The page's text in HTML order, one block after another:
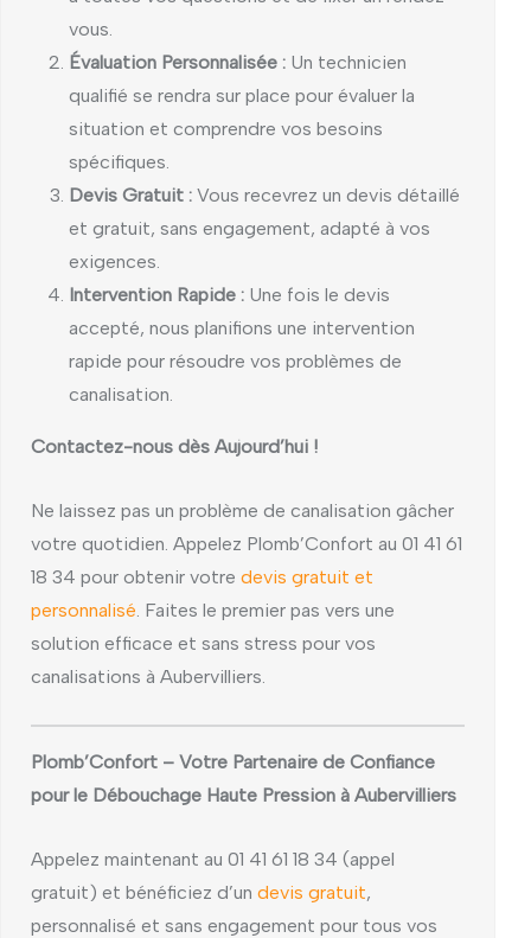
vous.
Évaluation Personnalisée : Un technicien
qualifié se rendra sur place pour évaluer la
situation et comprendre vos besoins
spécifiques.
Devis Gratuit : Vous recevrez un devis détaillé
et gratuit, sans engagement, adapté à vos
exigences.
Intervention Rapide : Une fois le devis
accepté, nous planifions une intervention
rapide pour résoudre vos problèmes de
canalisation.
Contactez-nous dès Aujourd’hui !
Ne laissez pas un problème de canalisation gâcher
votre quotidien. Appelez Plomb’Confort au 01 41 61
18 34 pour obtenir votre devis gratuit et
personnalisé. Faites le premier pas vers une
solution efficace et sans stress pour vos
canalisations à Aubervilliers.
Plomb’Confort – Votre Partenaire de Confiance
pour le Débouchage Haute Pression à Aubervilliers
Appelez maintenant au 01 41 61 18 34 (appel
gratuit) et bénéficiez d’un devis gratuit,
personnalisé et sans engagement pour tous vos